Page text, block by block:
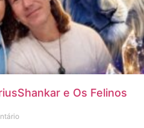
e Os Felinos